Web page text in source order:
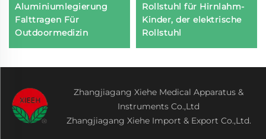
Aluminiumlegierung
Falttragen Für
Outdoormedizin
Rollstuhl für Hirnlahm-
Kinder, der elektrische
Rollstuhl
Zhangjiagang Xiehe Medical Apparatus &
Instruments Co.,Ltd
Zhangjiagang Xiehe Import & Export Co.,Ltd.